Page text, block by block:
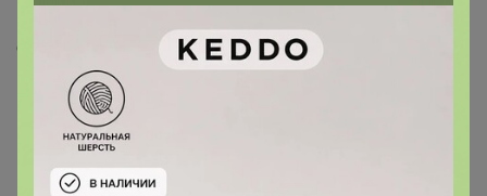
Скопировать ссылку
Медали
Номинировать на медаль